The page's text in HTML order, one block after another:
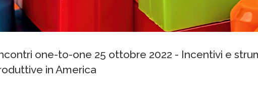
one-to-one 25 ottobre 2022 - Incentivi e
in America